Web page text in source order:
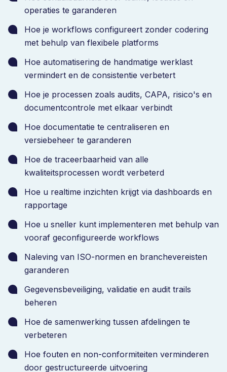
operaties te garanderen
Hoe je workflows configureert zonder codering
met behulp van flexibele platforms
Hoe automatisering de handmatige werklast
vermindert en de consistentie verbetert
Hoe je processen zoals audits, CAPA, risico's en
documentcontrole met elkaar verbindt
Hoe documentatie te centraliseren en
versiebeheer te garanderen
Hoe de traceerbaarheid van alle
kwaliteitsprocessen wordt verbeterd
Hoe u realtime inzichten krijgt via dashboards en
rapportage
Hoe u sneller kunt implementeren met behulp van
vooraf geconfigureerde workflows
Naleving van ISO-normen en branchevereisten
garanderen
Gegevensbeveiliging, validatie en audit trails
beheren
Hoe de samenwerking tussen afdelingen te
verbeteren
Hoe fouten en non-conformiteiten verminderen
door gestructureerde uitvoering